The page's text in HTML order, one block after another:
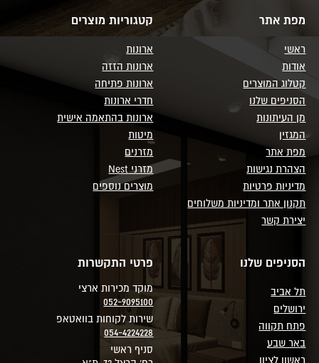
מפת אתר
ראשי
אודות
קטלוג המוצרים
הסניפים שלנו
מן העיתונות
המגזין
מפת אתר
הצהרת נגישות
מדיניות פרטיות
תקנון אתר ומדיניות משלוחים
יצירת קשר
קטגוריות מוצרים
ארונות
ארונות הזזה
ארונות פתיחה
חדרי ארונות
ארונות בהתאמה אישית
מיטות
מזרנים
מזרני Nest
מוצרים נוספים
הסניפים שלנו
תל אביב
ירושלים
פתח תקווה
באר שבע
ראשון לציון
פרטי התקשרות
מוקד מכירות ארצי
052-9095100
שירות לקוחות בוואטאפ
054-4224228
סניף ראשי